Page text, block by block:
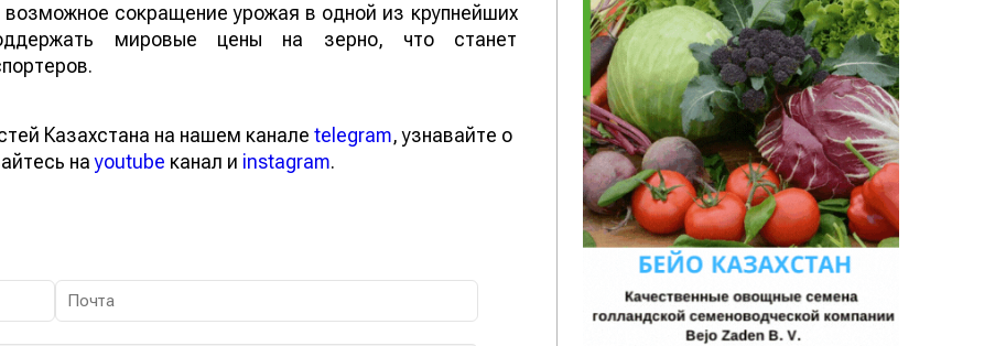
возможное сокращение урожая в одной из крупнейших
мировые цены на зерно, что станет
Казахстана на нашем канале telegram, узнавайте о
наyoutube канал и instagram.